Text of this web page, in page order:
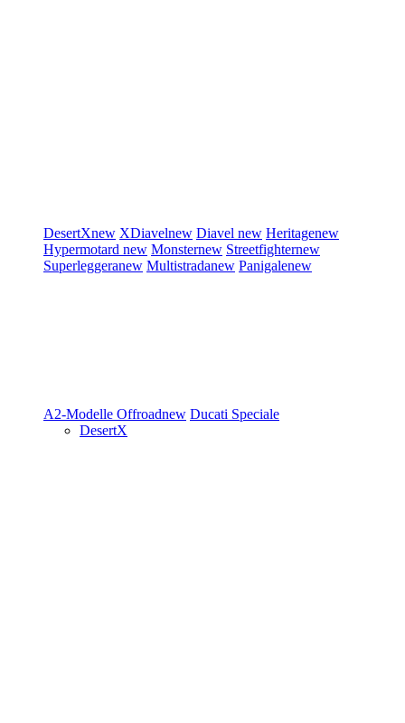
DesertXnew XDiavelnew Diavel new Heritagenew
Hypermotard new Monsternew Streetfighternew
Superleggeranew Multistradanew Panigalenew
A2-Modelle Offroadnew Ducati Speciale
DesertX